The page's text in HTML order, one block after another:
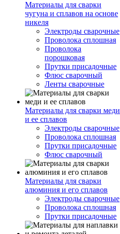
Материалы для сварки
чугуна и сплавов на основе
никеля
Электроды сварочные
Проволока сплошная
Проволока
порошковая
Прутки присадочные
Флюс сварочный
Ленты сварочные
Материалы для сварки меди
и ее сплавов
Электроды сварочные
Проволока сплошная
Прутки присадочные
Флюс сварочный
Материалы для сварки
алюминия и его сплавов
Электроды сварочные
Проволока сплошная
Прутки присадочные